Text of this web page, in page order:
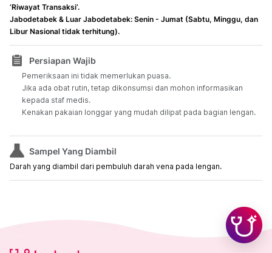
‘Riwayat Transaksi’.
Jabodetabek & Luar Jabodetabek: Senin - Jumat (Sabtu, Minggu, dan
Libur Nasional tidak terhitung).
Persiapan Wajib
Pemeriksaan ini tidak memerlukan puasa.
Jika ada obat rutin, tetap dikonsumsi dan mohon informasikan
kepada staf medis.
Kenakan pakaian longgar yang mudah dilipat pada bagian lengan.
Sampel Yang Diambil
Darah yang diambil dari pembuluh darah vena pada lengan.